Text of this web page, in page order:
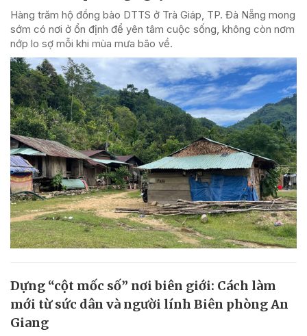
Hàng trăm hộ đồng bào DTTS ở Trà Giáp, TP. Đà Nẵng mong
sớm có nơi ở ổn định để yên tâm cuộc sống, không còn nơm
nớp lo sợ mỗi khi mùa mưa bão về.
Dựng “cột mốc số” nơi biên giới: Cách làm
mới từ sức dân và người lính Biên phòng An
Giang